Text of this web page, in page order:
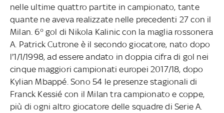
nelle ultime quattro partite in campionato, tante
quante ne aveva realizzate nelle precedenti 27 con il
Milan. 6° gol di Nikola Kalinic con la maglia rossonera
A. Patrick Cutrone è il secondo giocatore, nato dopo
l'1/1/1998, ad essere andato in doppia cifra di gol nei
cinque maggiori campionati europei 2017/18, dopo
Kylian Mbappé. Sono 54 le presenze stagionali di
Franck Kessié con il Milan tra campionato e coppe,
più di ogni altro giocatore delle squadre di Serie A.